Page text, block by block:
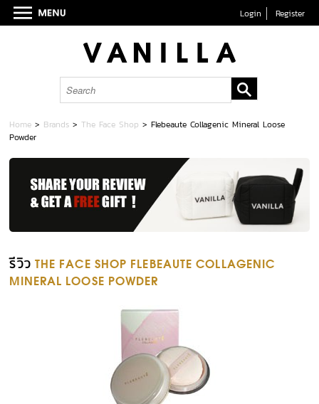
Login Register
Home > Brands >The Face Shop >Flebeaute Collagenic Mineral Loose
Powder
รีวิว THE FACE SHOP FLEBEAUTE COLLAGENIC
MINERAL LOOSE POWDER